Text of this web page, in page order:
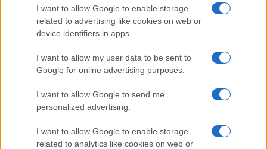
I want to allow Google to enable storage
related to advertising like cookies on web or
device identifiers in apps.
I want to allow my user data to be sent to
Google for online advertising purposes.
I want to allow Google to send me
personalized advertising.
I want to allow Google to enable storage
related to analytics like cookies on web or
Paolo Pinna